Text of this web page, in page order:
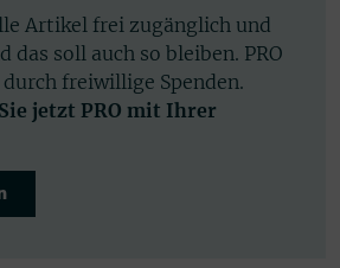
Artikel frei zugänglich und
das soll auch so bleiben. PRO
freiwillige Spenden.
jetzt PRO mit Ihrer